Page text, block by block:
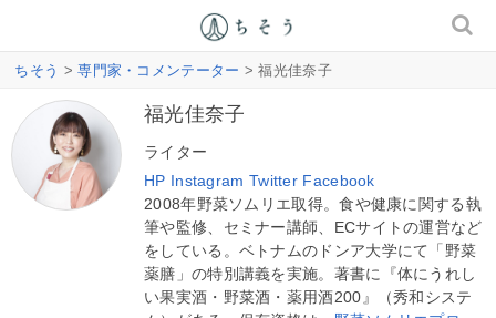
ちそう >専門家・コメンテーター > 福光佳奈子
福光佳奈子
ライター
HP Instagram Twitter Facebook
2008年野菜ソムリエ取得。食や健康に関する執
筆や監修、セミナー講師、ECサイトの運営など
をしている。ベトナムのドンア大学にて「野菜
薬膳」の特別講義を実施。著書に『体にうれし
い果実酒・野菜酒・薬用酒200』（秀和システ